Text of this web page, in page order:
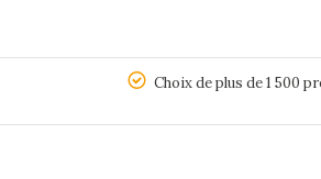
Choix de plus de 1 500